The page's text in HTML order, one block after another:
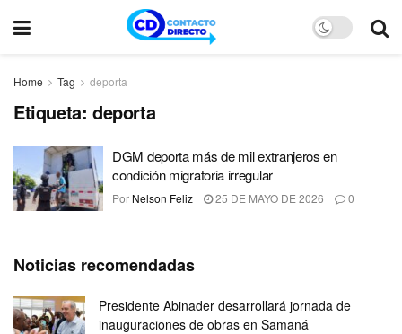
Home Tag deporta
Etiqueta: deporta
DGM deporta más de mil extranjeros en
condición migratoria irregular
Por Nelson Feliz 25 DE MAYO DE 2026 0
Noticias recomendadas
Presidente Abinader desarrollará jornada de
inauguraciones de obras en Samaná